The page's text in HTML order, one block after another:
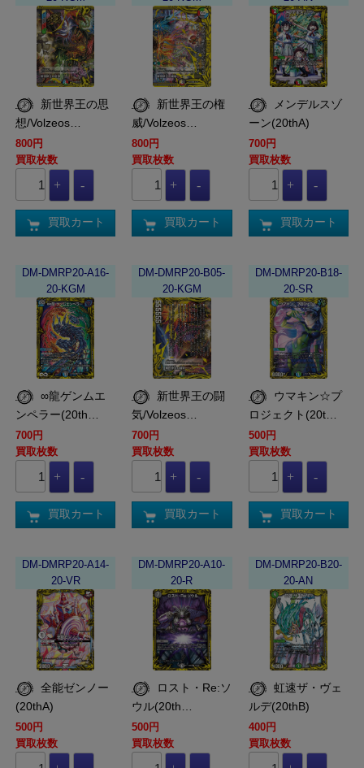
想/Volzeos…
800円
買取枚数
買取カート
威/Volzeos…
800円
買取枚数
買取カート
ーン(20thA)
700円
買取枚数
買取カート
DM-DMRP20-A16-
20-KGM
ンペラー(20th…
700円
買取枚数
買取カート
DM-DMRP20-B05-
20-KGM
気/Volzeos…
700円
買取枚数
買取カート
DM-DMRP20-B18-
20-SR
ロジェクト(20t…
500円
買取枚数
買取カート
DM-DMRP20-A14-
20-VR
(20thA)
500円
買取枚数
DM-DMRP20-A10-
20-R
ウル(20th…
500円
買取枚数
DM-DMRP20-B20-
20-AN
ルデ(20thB)
400円
買取枚数